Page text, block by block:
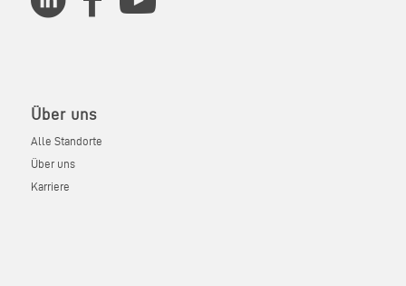
Über uns
Alle Standorte
Über uns
Karriere